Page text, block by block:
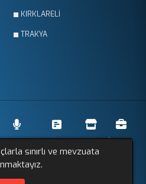
KIRKLARELİ
TRAKYA
AnketlerFirmalarİlanlar
Sitemap
sınırlı ve mevzuata